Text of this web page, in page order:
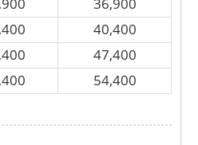
40,400
47,400
54,400